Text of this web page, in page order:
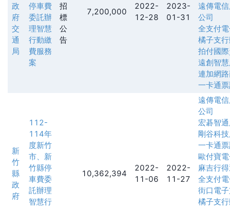
政
府
交
通
局
停車費
委託辦
理智慧
行動繳
費服務
案
招
標
公
告
7,200,000
2022-
12-28
2023-
01-31
遠傳電
公司
全支付
橘子支
拍付國
遠創智
連加網
一卡通
新
竹
縣
政
府
112-
114年
度新竹
市、新
竹縣停
車費委
託辦理
智慧行
10,362,394
2022-
11-06
2022-
11-27
遠傳電
公司
宏碁智
剛谷科
一卡通
歐付寶
麻吉行
全支付
街口電
橘子支